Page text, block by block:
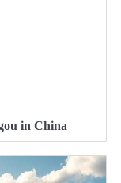
in China